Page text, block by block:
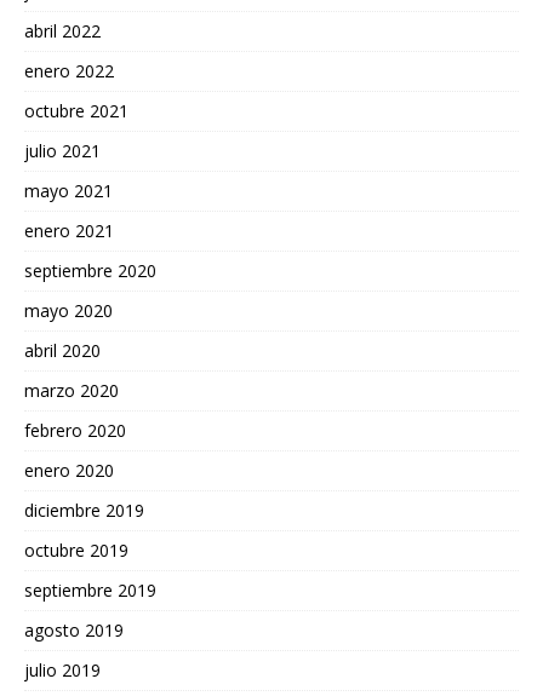
abril 2022
enero 2022
octubre 2021
julio 2021
mayo 2021
enero 2021
septiembre 2020
mayo 2020
abril 2020
marzo 2020
febrero 2020
enero 2020
diciembre 2019
octubre 2019
septiembre 2019
agosto 2019
julio 2019